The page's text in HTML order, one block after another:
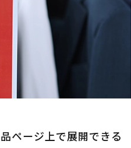
ページ上で展開できる